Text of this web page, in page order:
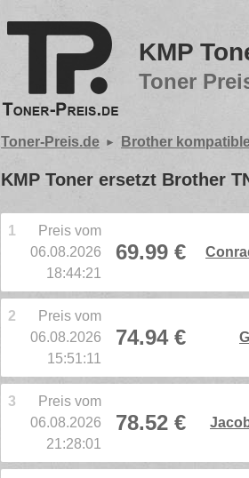
KMP
Toner
Toner-Preis.de Brother
KMP Toner ersetzt Brother
1
Preis vom
06.08.2026
18:44:21
69.99 €
2
Preis vom
06.08.2026
15:51:11
74.94 €
3
Preis vom
06.08.2026
21:28:01
78.52 €